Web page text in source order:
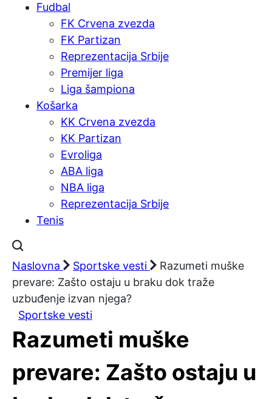
Fudbal
FK Crvena zvezda
FK Partizan
Reprezentacija Srbije
Premijer liga
Liga šampiona
Košarka
KK Crvena zvezda
KK Partizan
Evroliga
ABA liga
NBA liga
Reprezentacija Srbije
Tenis
Naslovna Sportske vesti
Razumeti muške
prevare: Zašto ostaju u braku dok traže
uzbuđenje izvan njega?
Sportske vesti
Razumeti muške
prevare: Zašto ostaju u